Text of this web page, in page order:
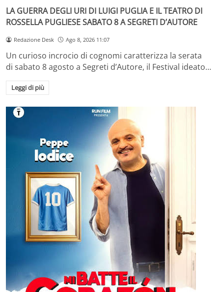
LA GUERRA DEGLI URI DI LUIGI PUGLIA E IL TEATRO DI
ROSSELLA PUGLIESE SABATO 8 A SEGRETI D’AUTORE
Redazione Desk Ago 8, 2026 11:07
Un curioso incrocio di cognomi caratterizza la serata
di sabato 8 agosto a Segreti d’Autore, il Festival ideato…
Leggi di più